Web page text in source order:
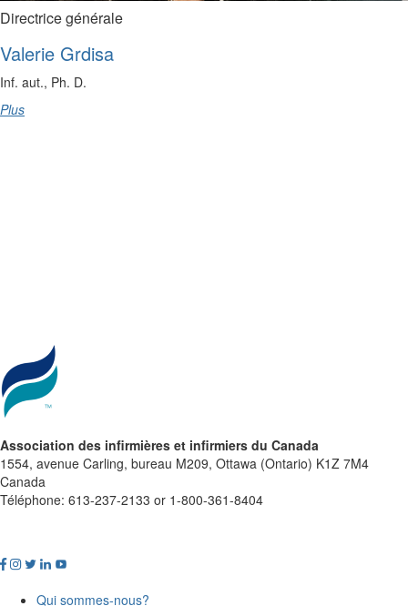
Directrice générale
Valerie Grdisa
Inf. aut., Ph. D.
Plus
Association des infirmières et infirmiers du Canada
1554, avenue Carling, bureau M209, Ottawa (Ontario) K1Z 7M4
Canada
Téléphone: 613-237-2133 or 1-800-361-8404
Qui sommes-nous?